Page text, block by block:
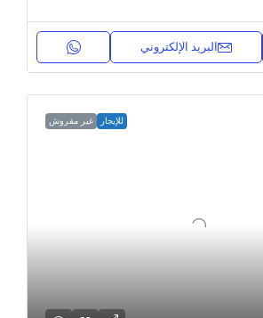
البريد الإلكتروني
للإيجار غير مفروش